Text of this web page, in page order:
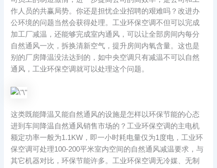
作人员的共赢局势。你还是担忧企业招聘的艰难吗？改进办
公环境的问题当然会获得处理。工业环保空调不但可以完成
加工厂减温，还能够完成室内通风，可以让全部房间内每分
自然通风一次，拆换清新空气，提升房间内氧含量。这也是
别的厂房降温没法达到的，如中央空调只有减温不可以自然
通风，工业环保空调就可以处理这个问题。
这类既能降温又能自然通风的设施是怎样以环保节能的心态
进到车间降温自然通风销售市场的？工业环保空调的主电机
额定功率一般为1.1KW，即一小时耗电量仅为1度电，工业环
保空调可处理100-200平米室内空间的自然通风减温要求，与
其它机器对比，环保节能许多。工业环保空调无冷媒、无制